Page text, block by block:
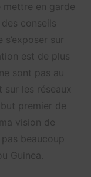
en garde
conseils
sur
est de plus
sont pas au
sur les réseaux
premier de
vision de
beaucoup
Guinea.